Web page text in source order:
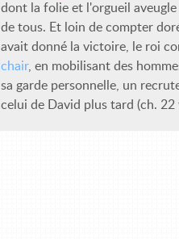
dont la folie et l'orgueil
de tous. Et loin de compter
avait donné la victoire, le roi
chair, en mobilisant des
sa garde personnelle, un
celui de David plus tard (ch. 22